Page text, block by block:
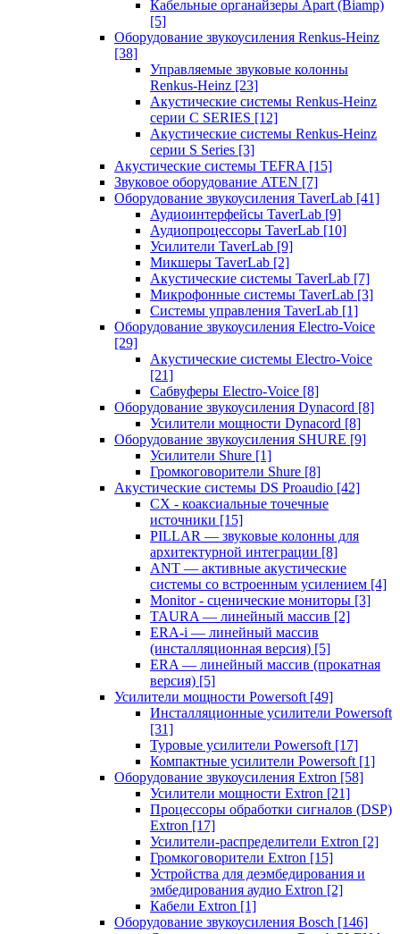
Кабельные органайзеры Apart (Biamp)
[5]
Оборудование звукоусиления Renkus-Heinz
[38]
Управляемые звуковые колонны
Renkus-Heinz [23]
Акустические системы Renkus-Heinz
серии C SERIES [12]
Акустические системы Renkus-Heinz
серии S Series [3]
Акустические системы TEFRA [15]
Звуковое оборудование ATEN [7]
Оборудование звукоусиления TaverLab [41]
Аудиоинтерфейсы TaverLab [9]
Аудиопроцессоры TaverLab [10]
Усилители TaverLab [9]
Микшеры TaverLab [2]
Акустические системы TaverLab [7]
Микрофонные системы TaverLab [3]
Системы управления TaverLab [1]
Оборудование звукоусиления Electro-Voice
[29]
Акустические системы Electro-Voice
[21]
Сабвуферы Electro-Voice [8]
Оборудование звукоусиления Dynacord [8]
Усилители мощности Dynacord [8]
Оборудование звукоусиления SHURE [9]
Усилители Shure [1]
Громкоговорители Shure [8]
Акустические системы DS Proaudio [42]
CX - коаксиальные точечные
источники [15]
PILLAR — звуковые колонны для
архитектурной интеграции [8]
ANT — активные акустические
системы со встроенным усилением [4]
Monitor - сценические мониторы [3]
TAURA — линейный массив [2]
ERA-i — линейный массив
(инсталляционная версия) [5]
ERA — линейный массив (прокатная
версия) [5]
Усилители мощности Powersoft [49]
Инсталляционные усилители Powersoft
[31]
Туровые усилители Powersoft [17]
Компактные усилители Powersoft [1]
Оборудование звукоусиления Extron [58]
Усилители мощности Extron [21]
Процессоры обработки сигналов (DSP)
Extron [17]
Усилители-распределители Extron [2]
Громкоговорители Extron [15]
Устройства для деэмбедирования и
эмбедирования аудио Extron [2]
Кабели Extron [1]
Оборудование звукоусиления Bosch [146]